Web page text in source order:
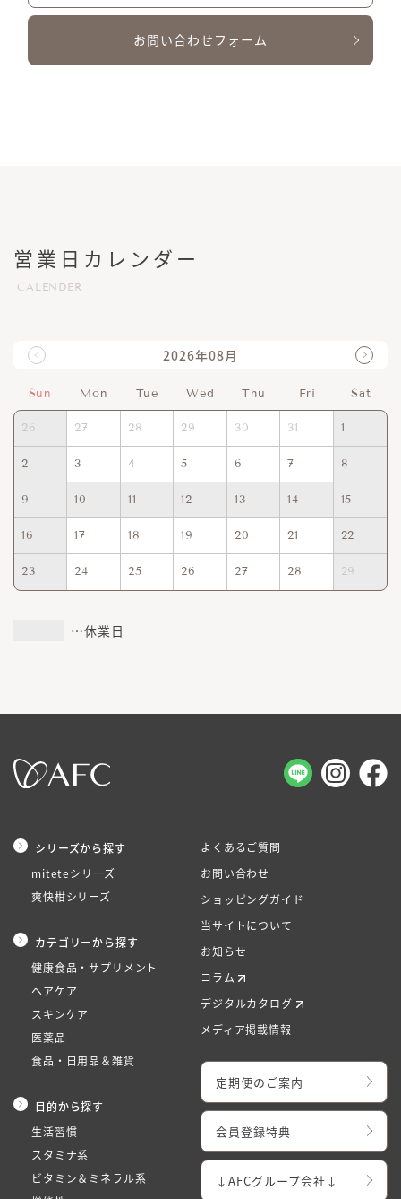
お問い合わせフォーム
営業日カレンダー
CALENDER
2026年08月
Sun Mon Tue Wed Thu Fri Sat
26 27 28 29 30 31 1
2 3 4 5 6 7 8
9 10 11 12 13 14 15
16 17 18 19 20 21 22
23 24 25 26 27 28 29
…休業日
シリーズから探す
miteteシリーズ
爽快柑シリーズ
カテゴリーから探す
健康食品・サプリメント
ヘアケア
スキンケア
医薬品
食品・日用品＆雑貨
目的から探す
生活習慣
スタミナ系
ビタミン＆ミネラル系
よくあるご質問
お問い合わせ
ショッピングガイド
当サイトについて
お知らせ
コラム
デジタルカタログ
メディア掲載情報
定期便のご案内
会員登録特典
↓AFCグループ会社↓